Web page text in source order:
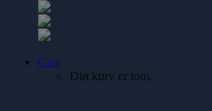
Cart
Din kurv er tom.